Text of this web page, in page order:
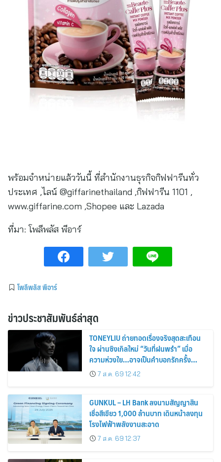
พร้อมจำหน่ายแล้ววันนี้ ที่สำนักงานธุรกิจกิฟฟารีนทั่ว
ประเทศ ,ไลน์ @giffarinethailand ,กิฟฟารีน 1101 ,
www.giffarine.com ,Shopee และ Lazada
ที่มา: โพลีพลัส พีอาร์
โพลีพลัส พีอาร์
ข่าวประชาสัมพันธ์ล่าสุด
TONEYLIU ถ่ายทอดเรื่องจริงสุดสะเทือน
ใจ ผ่านซิงเกิลใหม่ “วันที่ฝนพรำ” เมื่อ
ความห่วงใย…อาจเป็นคำบอกรักครั้ง
สุดท้าย
7 ส.ค. 69 12:42
GUNKUL – LH Bank ลงนามสัญญาสิน
เชื่อสีเขียว 1,000 ล้านบาท เดินหน้าลงทุน
โรงไฟฟ้าพลังงานสะอาด
7 ส.ค. 69 12:37